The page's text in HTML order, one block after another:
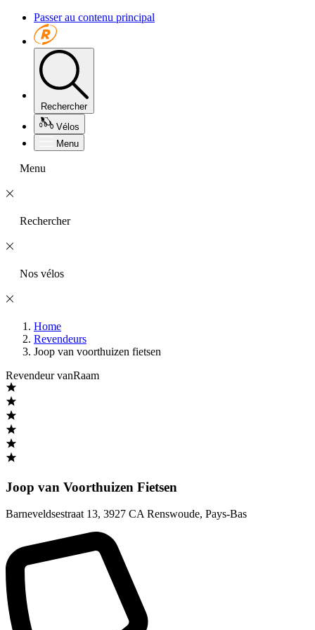
Passer au contenu principal
Rechercher
Vélos
Menu
Menu
Rechercher
Nos vélos
Home
Revendeurs
Joop van voorthuizen fietsen
Revendeur vanRaam
Joop van Voorthuizen Fietsen
Barneveldsestraat 13, 3927 CA Renswoude, Pays-Bas